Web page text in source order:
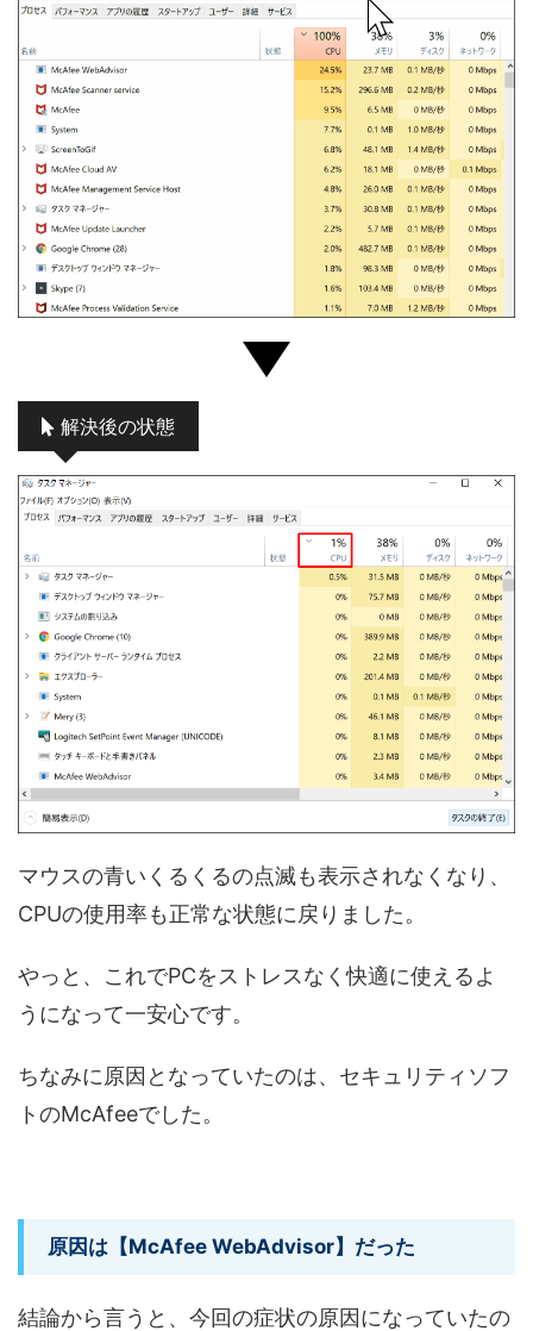
解決後の状態
マウスの青いくるくるの点滅も表示されなくなり、
CPUの使用率も正常な状態に戻りました。
やっと、これでPCをストレスなく快適に使えるよ
うになって一安心です。
ちなみに原因となっていたのは、セキュリティソフ
トのMcAfeeでした。
原因は【McAfee WebAdvisor】だった
結論から言うと、今回の症状の原因になっていたの